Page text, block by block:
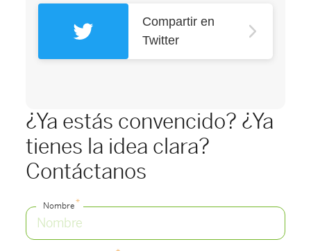
Compartir en
Twitter
¿Ya estás convencido? ¿Ya
tienes la idea clara?
Contáctanos
Nombre*